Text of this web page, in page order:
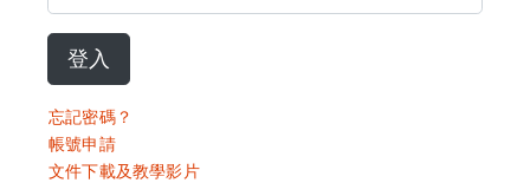
登入
忘記密碼？
帳號申請
文件下載及教學影片